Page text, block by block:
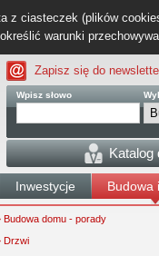
z ciasteczek (plików
warunki
Zapisz się do
Wpisz słowo
Katalog
Inwestycje Budowa
Budowa domu - porady
Drzwi